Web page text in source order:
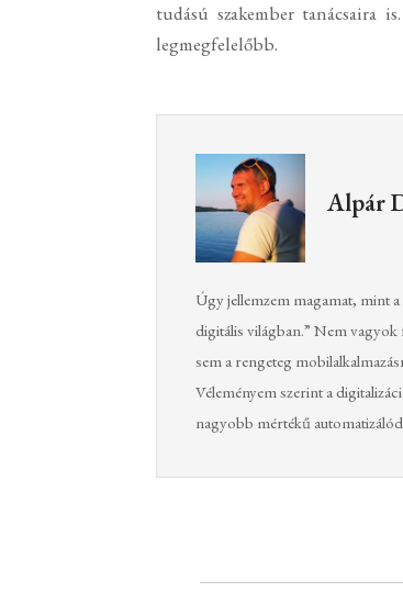
tudású szakember tanácsaira
legmegfelelőbb.
Alpár
Úgy jellemzem magamat, mint
digitális világban.” Nem
sem a rengeteg
Véleményem szerint a
nagyobb mértékű